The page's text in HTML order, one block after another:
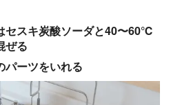
セスキ炭酸ソーダと40〜60℃
ぜる
ーツをいれる